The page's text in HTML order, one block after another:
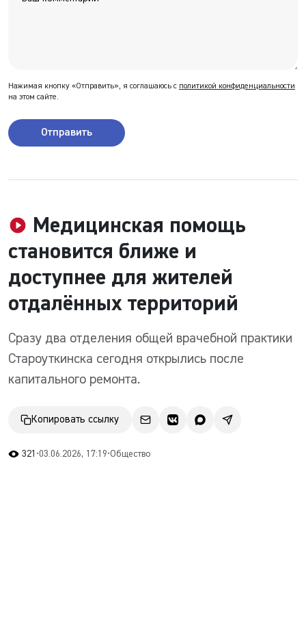
Нажимая кнопку «Отправить», я соглашаюсь с политикой конфиденциальности
на этом сайте.
Отправить
Медицинская помощь
становится ближе и
доступнее для жителей
отдалённых территорий
Сразу два отделения общей врачебной практики
Староуткинска сегодня открылись после
капитального ремонта.
Копировать ссылку
321 •03.06.2026, 17:19•Общество